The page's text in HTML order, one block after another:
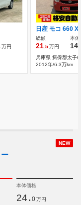
万円
総額
21.5万円
本体
14
兵庫県 揖保郡太子
2012年/6.3万km
NEW
本体価格
24. 0 万円